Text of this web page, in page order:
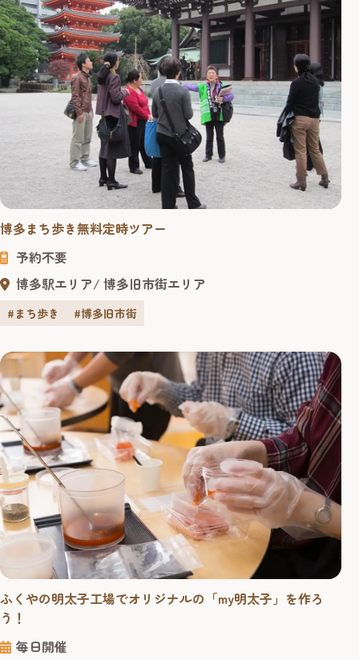
博多まち歩き無料定時ツアー
予約不要
博多駅エリア
博多旧市街エリア
#まち歩き #博多旧市街
ふくやの明太子工場でオリジナルの「my明太子」を作ろ
う！
毎日開催